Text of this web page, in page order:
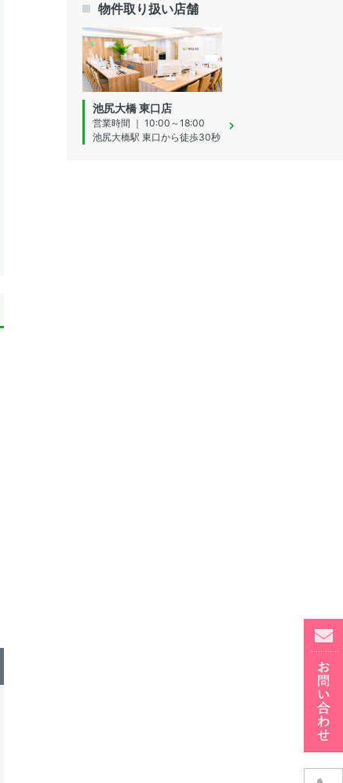
物件取り扱い店舗
池尻大橋 東口店
営業時間 ｜ 10:00～18:00
池尻大橋駅 東口から徒歩30秒